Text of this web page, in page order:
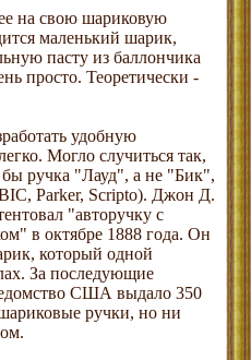
на свою шариковую
маленький шарик,
пасту из баллончика
просто. Теоретически -
удобную
Могло случиться так,
ручка "Лауд", а не "Бик",
Parker, Scripto). Джон Д.
"авторучку с
в октябре 1888 года. Он
который одной
За последующие
США выдало 350
ручки, но ни